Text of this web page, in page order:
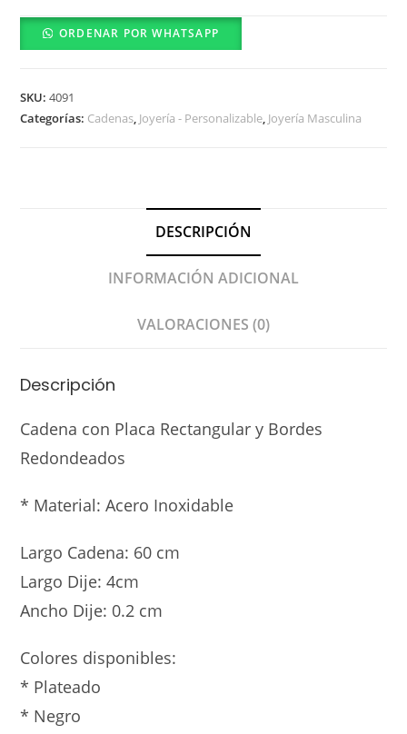
BordesORDENAR POR WHATSAPP
SKU:4091
Categorías: Cadenas, Joyería - Personalizable, Joyería Masculina
DESCRIPCIÓN
INFORMACIÓN ADICIONAL
VALORACIONES (0)
Descripción
Cadena con Placa Rectangular y Bordes
Redondeados
* Material: Acero Inoxidable
Largo Cadena: 60 cm
Largo Dije: 4cm
Ancho Dije: 0.2 cm
Colores disponibles:
* Plateado
* Negro